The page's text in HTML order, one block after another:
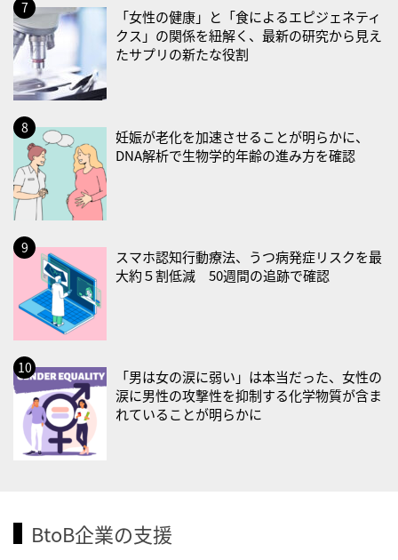
・歯ヂカラ探究月間
・職場の健康診断実施強化月間
・大腸がん検診の日
・防災の日
2026/09/02(水)
・がん征圧月間
・世界アルツハイマー月間
・健康増進普及月間
・歯ヂカラ探究月間
・職場の健康診断実施強化月間
2026/09/03(木)
・がん征圧月間
・世界アルツハイマー月間
・健康増進普及月間
・歯ヂカラ探究月間
・職場の健康診断実施強化月間
・秋の睡眠の日
・世界アルツハイマー月間
・健康増進普及月間
「女性の健康」と「食によるエピジェネティ
クス」の関係を紐解く、最新の研究から見え
たサプリの新たな役割
妊娠が老化を加速させることが明らかに、
DNA解析で生物学的年齢の進み方を確認
スマホ認知行動療法、うつ病発症リスクを最
大約５割低減 50週間の追跡で確認
「男は女の涙に弱い」は本当だった、女性の
涙に男性の攻撃性を抑制する化学物質が含ま
れていることが明らかに
BtoB企業の支援